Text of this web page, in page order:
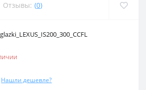
Отзывы: (0)
Нашли дешевле?